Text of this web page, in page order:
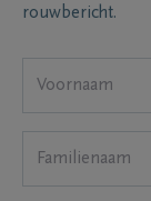
rouwbericht.